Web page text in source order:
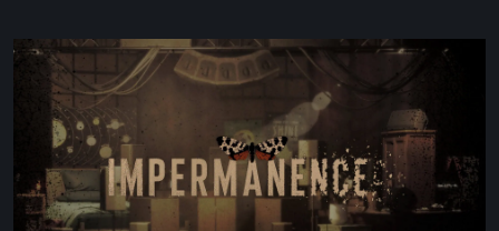
Impermanence:
costruire
santuario
nel
teatro